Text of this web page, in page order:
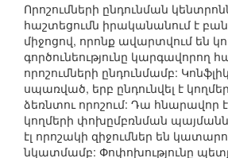
Որոշումների ընդունման
հաշտեցումն իրականանում է
միջոցով, որոնք ավարտվում են
գործունեությունը կարգավորող
որոշումների ընդունմամբ:
սպառված, երբ ընդունվել է
ձեռնտու որոշում: Դա հնարավոր
կողմերի փոխըմբռնման
էլ որոշակի զիջումներ են
նկատմամբ: Փոփոխությունը